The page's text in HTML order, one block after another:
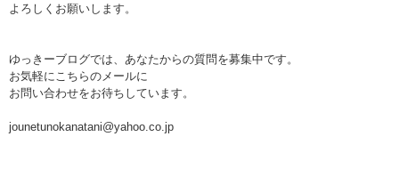
よろしくお願いします。
ゆっきーブログでは、あなたからの質問を募集中です。
お気軽にこちらのメールに
お問い合わせをお待ちしています。
jounetunokanatani@yahoo.co.jp